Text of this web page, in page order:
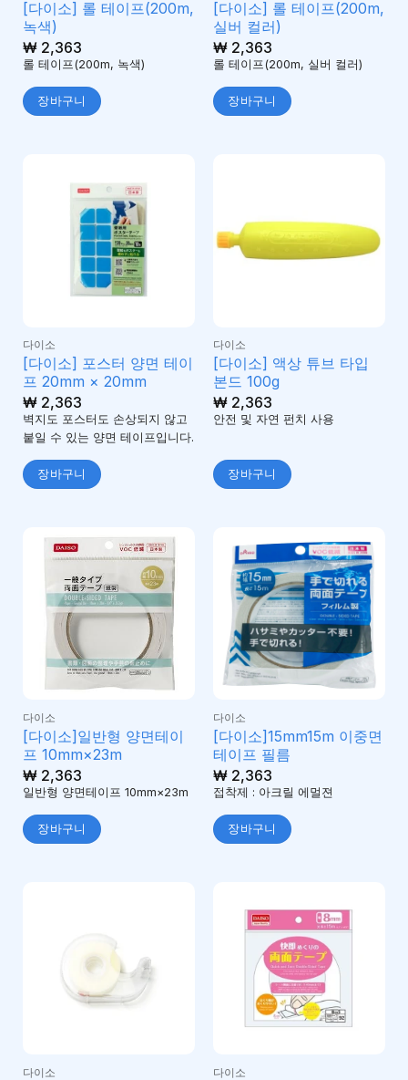
[다이소] 롤 테이프(200m,
녹색)
₩2,363
롤 테이프(200m, 녹색)
장바구니
[다이소] 롤 테이프(200m,
실버 컬러)
₩2,363
롤 테이프(200m, 실버 컬러)
장바구니
다이소
[다이소] 포스터 양면 테이
프 20mm × 20mm
₩2,363
벽지도 포스터도 손상되지 않고
붙일 수 있는 양면 테이프입니다.
장바구니
다이소
[다이소] 액상 튜브 타입
본드 100g
₩2,363
안전 및 자연 펀치 사용
장바구니
다이소
[다이소]일반형 양면테이
프 10mm×23m
₩2,363
일반형 양면테이프 10mm×23m
장바구니
다이소
[다이소]15mm15m 이중면
테이프 필름
₩2,363
접착제 : 아크릴 에멀젼
장바구니
다이소 다이소